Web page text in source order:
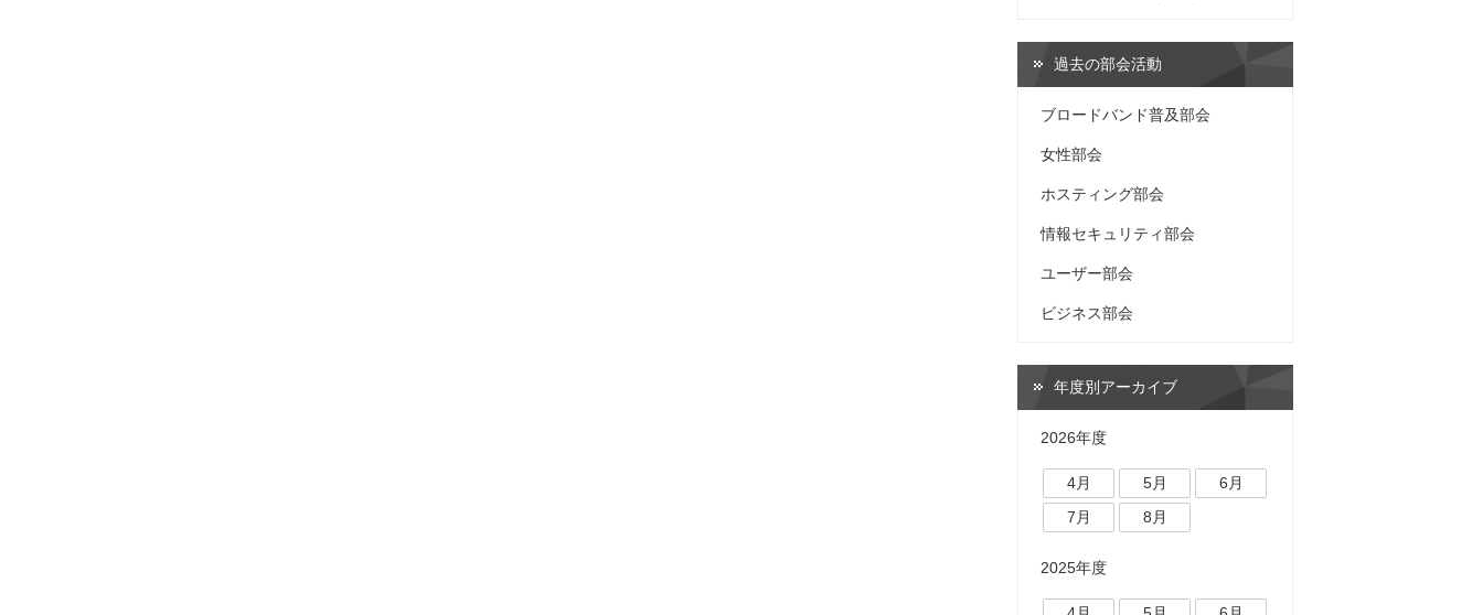
過去の部会活動
ブロードバンド普及部会
女性部会
ホスティング部会
情報セキュリティ部会
ユーザー部会
ビジネス部会
年度別アーカイブ
2026年度
4月 5月
6月
7月
8月
2025年度